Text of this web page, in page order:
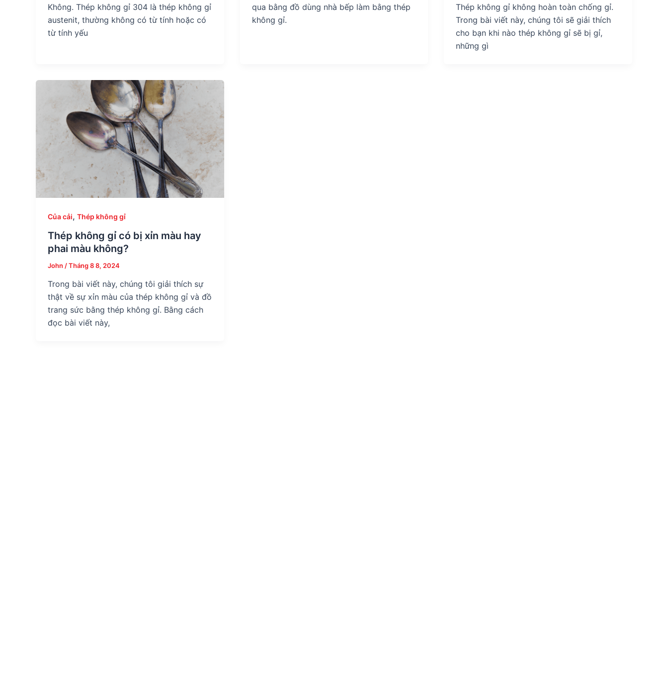
Không. Thép không gỉ 304 là thép không gỉ
austenit, thường không có từ tính hoặc có
từ tính yếu
qua bằng đồ dùng nhà bếp làm bằng thép
không gỉ.
Thép không gỉ không hoàn toàn chống gỉ.
Trong bài viết này, chúng tôi sẽ giải thích
cho bạn khi nào thép không gỉ sẽ bị gỉ,
những gì
Của cải, Thép không gỉ
Thép không gỉ có bị xỉn màu hay
phai màu không?
John /Tháng 8 8, 2024
Trong bài viết này, chúng tôi giải thích sự
thật về sự xỉn màu của thép không gỉ và đồ
trang sức bằng thép không gỉ. Bằng cách
đọc bài viết này,